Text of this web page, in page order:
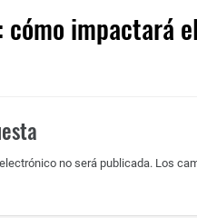
cómo impactará
no será publicada. Los